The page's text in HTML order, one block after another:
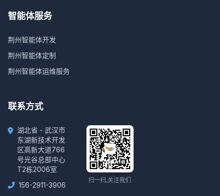
智能体服务
荆州智能体开发
荆州智能体定制
荆州智能体运维服务
联系方式
湖北省 - 武汉市
东湖新技术开发
区高新大道766
号光谷总部中心
T2栋2006室
156-2911-3906
扫一扫,关注我们